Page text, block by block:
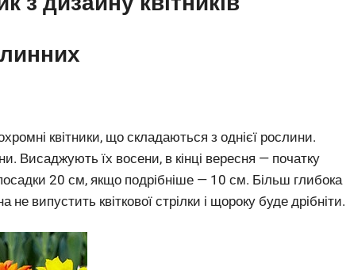
квітники, що складаються з однієї рослини.
Висаджують їх восени, в кінці вересня — початку
20 см, якщо подрібніше — 10 см. Більш глибока
випустить квіткової стрілки і щороку буде дрібніти.